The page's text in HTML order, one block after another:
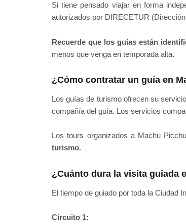
Si tiene pensado viajar en forma
autorizados por DIRECETUR
Recuerde que los guías están
menos que venga en temporada alta.
¿Cómo contratar un guía en
Los guías de turismo ofrecen su
compañía del guía. Los servicios
Los tours organizados a Machu
turismo.
¿Cuánto dura la visita guiada
El tiempo de guiado por toda la Ciudad
Circuito 1: